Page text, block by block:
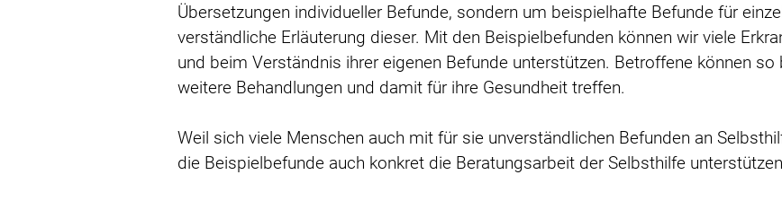
Übersetzungen individueller Befunde, sondern um beispielhafte Befunde für
verständliche Erläuterung dieser. Mit den Beispielbefunden können wir viele
und beim Verständnis ihrer eigenen Befunde unterstützen. Betroffene können
weitere Behandlungen und damit für ihre Gesundheit treffen.
Weil sich viele Menschen auch mit für sie unverständlichen Befunden an
die Beispielbefunde auch konkret die Beratungsarbeit der Selbsthilfe